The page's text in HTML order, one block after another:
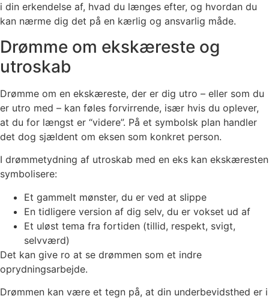
i din erkendelse af, hvad du længes efter, og hvordan du
kan nærme dig det på en kærlig og ansvarlig måde.
Drømme om ekskæreste og
utroskab
Drømme om en ekskæreste, der er dig utro – eller som du
er utro med – kan føles forvirrende, især hvis du oplever,
at du for længst er “videre”. På et symbolsk plan handler
det dog sjældent om eksen som konkret person.
I drømmetydning af utroskab med en eks kan ekskæresten
symbolisere:
Et gammelt mønster, du er ved at slippe
En tidligere version af dig selv, du er vokset ud af
Et uløst tema fra fortiden (tillid, respekt, svigt,
selvværd)
Det kan give ro at se drømmen som et indre
oprydningsarbejde.
Drømmen kan være et tegn på, at din underbevidsthed er i